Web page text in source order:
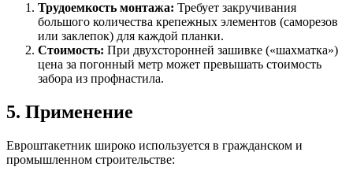
Трудоемкость монтажа: Требует закручивания
большого количества крепежных элементов (саморезов
или заклепок) для каждой планки.
Стоимость: При двухсторонней зашивке («шахматка»)
цена за погонный метр может превышать стоимость
забора из профнастила.
5. Применение
Евроштакетник широко используется в гражданском и
промышленном строительстве: